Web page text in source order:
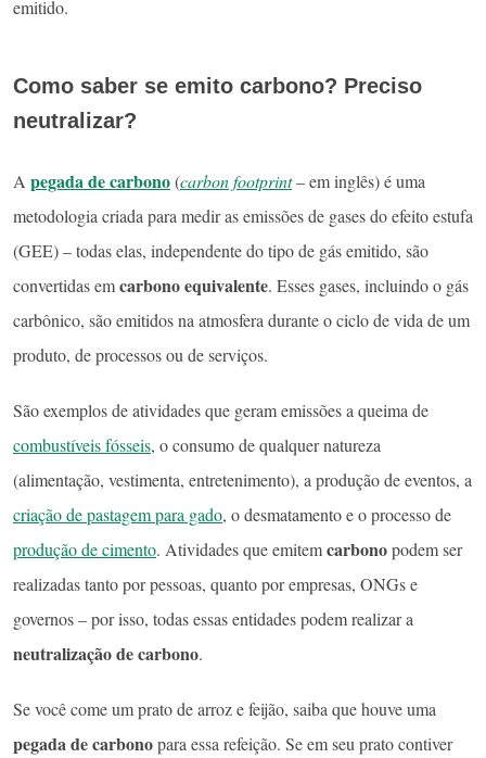
emitido.
Como saber se emito carbono? Preciso
neutralizar?
A pegada de carbono(carbon footprint– em inglês) é uma
metodologia criada para medir as emissões de gases do efeito estufa
(GEE) – todas elas, independente do tipo de gás emitido, são
convertidas emcarbono equivalente. Esses gases, incluindo o gás
carbônico, são emitidos na atmosfera durante o ciclo de vida de um
produto, de processos ou de serviços.
São exemplos de atividades que geram emissões a queima de
combustíveis fósseis, o consumo de qualquer natureza
(alimentação, vestimenta, entretenimento), a produção de eventos, a
criação de pastagem para gado, o desmatamento e o processo de
produção de cimento. Atividades que emitemcarbonopodem ser
realizadas tanto por pessoas, quanto por empresas, ONGs e
governos – por isso, todas essas entidades podem realizar a
neutralização de carbono.
Se você come um prato de arroz e feijão, saiba que houve uma
pegada de carbonopara essa refeição. Se em seu prato contiver